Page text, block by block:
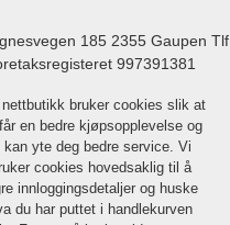
185 2355 Gaupen Tlf.
997391381
bruker cookies slik at
en bedre kjøpsopplevelse og
kan yte deg bedre service. Vi
cookies hovedsaklig til å
innloggingsdetaljer og huske
du har puttet i handlekurven